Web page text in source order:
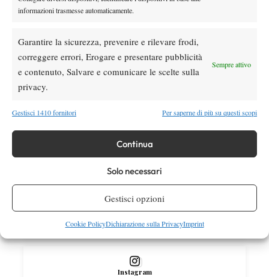
informazioni trasmesse automaticamente.
Garantire la sicurezza, prevenire e rilevare frodi,
correggere errori, Erogare e presentare pubblicità
e contenuto, Salvare e comunicare le scelte sulla
privacy.
Sempre attivo
Gestisci 1410 fornitori Per saperne di più su questi scopi
Continua
Solo necessari
Gestisci opzioni
Cookie PolicyDichiarazione sulla PrivacyImprint
Tennis in TV
News
SOCIAL
Facebook
X
Instagram